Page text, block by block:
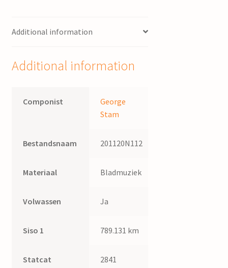
Additional information
Additional information
Componist
George
Stam
Bestandsnaam 201120N112
Materiaal Bladmuziek
Volwassen Ja
Siso 1 789.131 km
Statcat 2841